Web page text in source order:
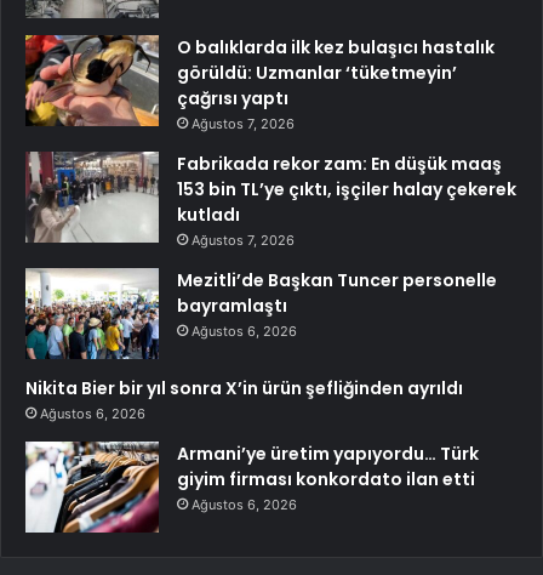
O balıklarda ilk kez bulaşıcı hastalık
görüldü: Uzmanlar ‘tüketmeyin’
çağrısı yaptı
Ağustos 7, 2026
Fabrikada rekor zam: En düşük maaş
153 bin TL’ye çıktı, işçiler halay çekerek
kutladı
Ağustos 7, 2026
Mezitli’de Başkan Tuncer personelle
bayramlaştı
Ağustos 6, 2026
Nikita Bier bir yıl sonra X’in ürün şefliğinden ayrıldı
Ağustos 6, 2026
Armani’ye üretim yapıyordu… Türk
giyim firması konkordato ilan etti
Ağustos 6, 2026